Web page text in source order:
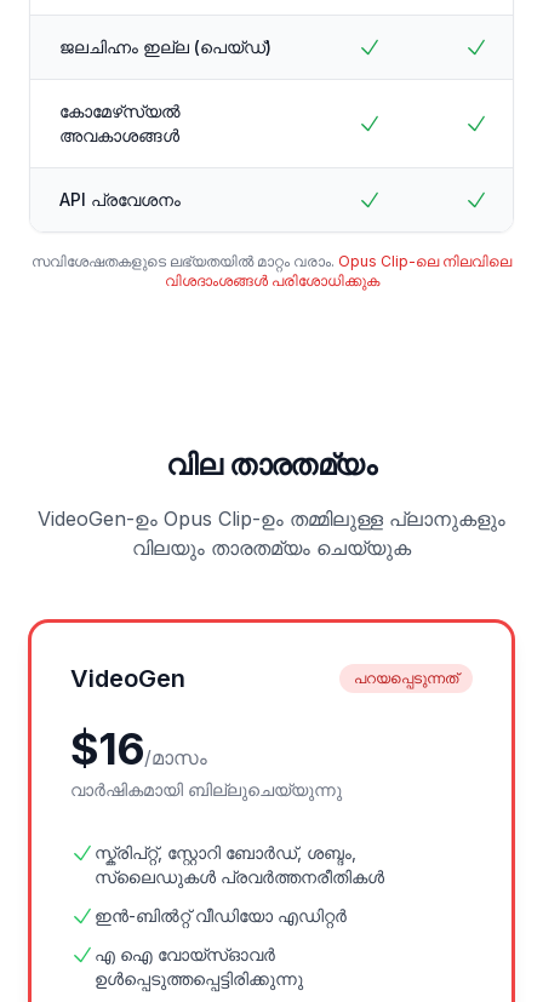
ജലചിഹ്നം ഇല്ല (പെയ്ഡ്)
കോമേഴ്‌സ്യൽ
അവകാശങ്ങൾ
API പ്രവേശനം
സവിശേഷതകളുടെ ലഭ്യതയിൽ മാറ്റം വരാം. Opus Clip-ലെ നിലവിലെ
വിശദാംശങ്ങൾ പരിശോധിക്കുക
വില താരതമ്യം
VideoGen-ഉം Opus Clip-ഉം തമ്മിലുള്ള പ്ലാനുകളും
വിലയും താരതമ്യം ചെയ്യുക
VideoGen പറയപ്പെടുന്നത്
$16/മാസം
വാർഷികമായി ബില്ലുചെയ്യുന്നു
സ്ക്രിപ്റ്റ്, സ്റ്റോറി ബോർഡ്, ശബ്ദം,
സ്ലൈഡുകൾ പ്രവർത്തനരീതികൾ
ഇൻ-ബിൽറ്റ് വീഡിയോ എഡിറ്റർ
എ ഐ വോയ്സ്‌ഓവർ
ഉൾപ്പെടുത്തപ്പെട്ടിരിക്കുന്നു